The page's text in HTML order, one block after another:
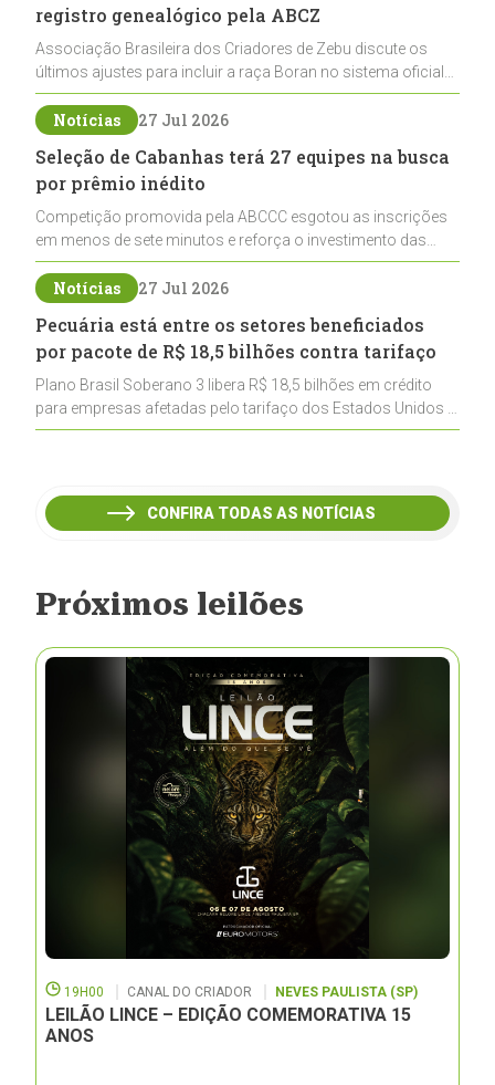
registro genealógico pela ABCZ
Associação Brasileira dos Criadores de Zebu discute os
últimos ajustes para incluir a raça Boran no sistema oficial
de registros, abrindo caminho para sua expansão na
pecuária nacional
Notícias 27 Jul 2026
Seleção de Cabanhas terá 27 equipes na busca
por prêmio inédito
Competição promovida pela ABCCC esgotou as inscrições
em menos de sete minutos e reforça o investimento das
cabanhas na seleção genética de Cavalos Crioulos voltados
ao laço
Notícias 27 Jul 2026
Pecuária está entre os setores beneficiados
por pacote de R$ 18,5 bilhões contra tarifaço
Plano Brasil Soberano 3 libera R$ 18,5 bilhões em crédito
para empresas afetadas pelo tarifaço dos Estados Unidos e
inclui a pecuária entre os setores estratégicos
CONFIRA TODAS AS NOTÍCIAS
Próximos leilões
19H00 CANAL DO CRIADOR NEVES PAULISTA (SP)
LEILÃO LINCE – EDIÇÃO COMEMORATIVA 15
ANOS